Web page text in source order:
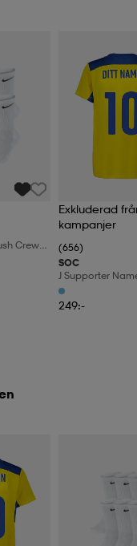
Crew
Exkluderad
kampanjer
(656)
SOC
J Supporter
249:-